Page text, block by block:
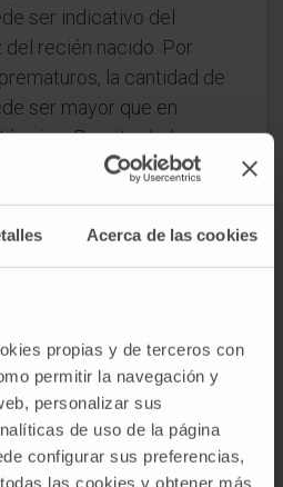
Acerca de las cookies
propias y de terceros con
permitir la navegación y
personalizar sus
de uso de la página
configurar sus preferencias,
las cookies y obtener más
ser indicativo del
recién nacido. Por
la cantidad de
ser mayor que en
Por otro lado, en
posible que haya
de un embarazo
caseosa es una
durante la gestación y
en el recién nacido.
es proteger la piel del
del bebé a través del